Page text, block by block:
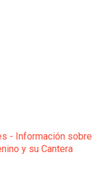
- Información sobre
y su Cantera